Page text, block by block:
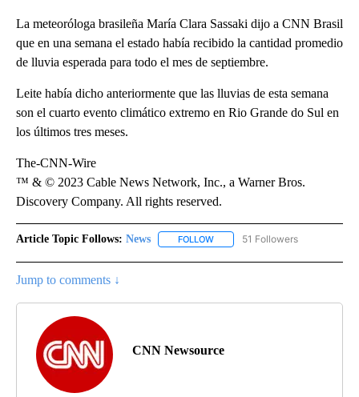
La meteoróloga brasileña María Clara Sassaki dijo a CNN Brasil
que en una semana el estado había recibido la cantidad promedio
de lluvia esperada para todo el mes de septiembre.
Leite había dicho anteriormente que las lluvias de esta semana
son el cuarto evento climático extremo en Rio Grande do Sul en
los últimos tres meses.
The-CNN-Wire
™ & © 2023 Cable News Network, Inc., a Warner Bros.
Discovery Company. All rights reserved.
Article Topic Follows: News FOLLOW FOLLOW "NEWS" TO RECEIVE
51 Followers
Jump to comments ↓
CNN Newsource